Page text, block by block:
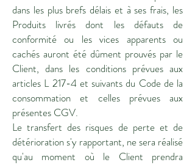
dans les plus brefs délais et à ses frais, les
Produits livrés dont les défauts de
conformité ou les vices apparents ou
cachés auront été dûment prouvés par le
Client, dans les conditions prévues aux
articles L 217-4 et suivants du Code de la
consommation et celles prévues aux
présentes CGV.
Le transfert des risques de perte et de
détérioration s'y rapportant, ne sera réalisé
qu'au moment où le Client prendra